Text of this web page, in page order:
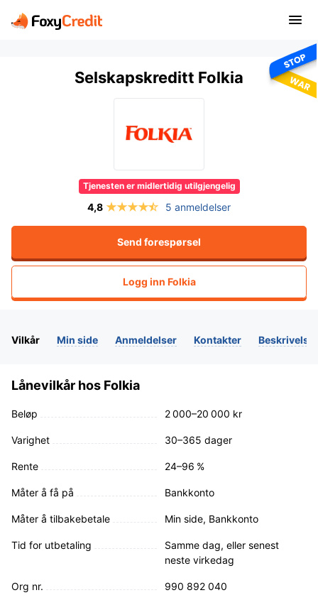
Tjenesten er midlertidig utilgjengelig
Selskapskreditt Folkia
5 anmeldelser
Send forespørsel
Logg inn Folkia
Vilkår Min side Anmeldelser Kontakter Beskrivelse
Lånevilkår hos Folkia
Beløp 2 000–20 000 kr
Varighet 30–365 dager
Rente 24–96 %
Måter å få på Bankkonto
Måter å tilbakebetale Min side, Bankkonto
Tid for utbetaling
Samme dag, eller senest
neste virkedag
Org nr. 990 892 040